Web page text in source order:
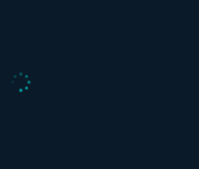
Telegram